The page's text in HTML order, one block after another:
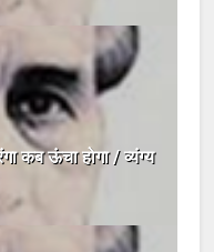
कब ऊंचा होगा / व्यंग्य